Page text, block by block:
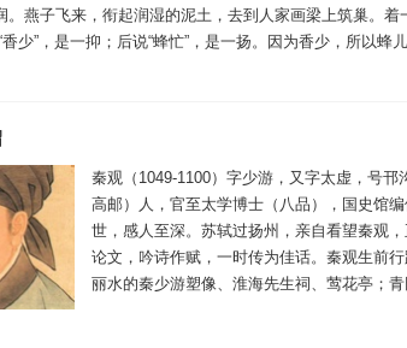
。燕子飞来，衔起润湿的泥土，去到人家画梁上筑巢。着
香少”，是一抑；后说“蜂忙”，是一扬。因为香少，所以
秦观（1049-1100）字少游，又字太虚，号
高邮）人，官至太学博士（八品），国史馆
世，感人至深。苏轼过扬州，亲自看望秦观
论文，吟诗作赋，一时传为佳话。秦观生前
丽水的秦少游塑像、淮海先生祠、莺花亭；